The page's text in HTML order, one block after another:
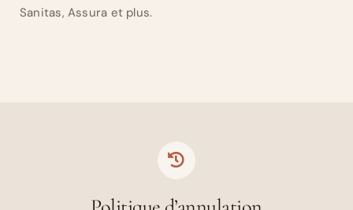
Sanitas, Assura et plus.